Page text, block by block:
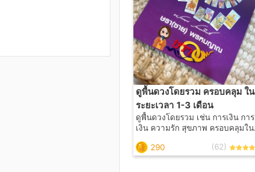
ดูพื้นดวงโดยรวม ครอบคลุม ใน
ระยะเวลา 1-3 เดือน
ดูพื้นดวงโดยรวม เช่น การเงิน การ
เงิน ความรัก สุขภาพ ครอบคลุมใน
290
(62)